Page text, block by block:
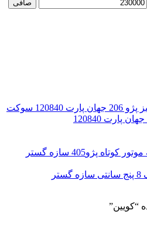
صافی
سوکت
کوتاه پژو405 سازه گستر
“کویین”